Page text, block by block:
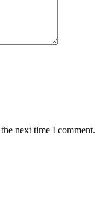
next time I comment.